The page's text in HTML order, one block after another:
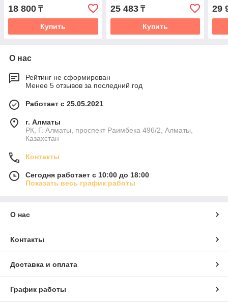
18 800 ₸
Купить
25 483₸
Купить
29
О нас
Рейтинг не сформирован
Менее 5 отзывов за последний год
Работает с 25.05.2021
г. Алматы
РК, Г. Алматы, проспект Раимбека 496/2, Алматы,
Казахстан
Контакты
Сегодня работает с 10:00 до 18:00
Показать весь график работы
О нас
Контакты
Доставка и оплата
График работы